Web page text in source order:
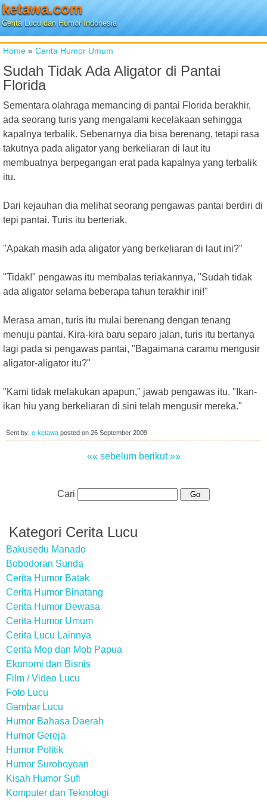
ketawa.com
Cerita Lucu dan Humor Indonesia
Home » Cerita Humor Umum
Sudah Tidak Ada Aligator di Pantai
Florida
Sementara olahraga memancing di pantai Florida berakhir,
ada seorang turis yang mengalami kecelakaan sehingga
kapalnya terbalik. Sebenarnya dia bisa berenang, tetapi rasa
takutnya pada aligator yang berkeliaran di laut itu
membuatnya berpegangan erat pada kapalnya yang terbalik
itu.
Dari kejauhan dia melihat seorang pengawas pantai berdiri di
tepi pantai. Turis itu berteriak,
"Apakah masih ada aligator yang berkeliaran di laut ini?"
"Tidak!" pengawas itu membalas teriakannya, "Sudah tidak
ada aligator selama beberapa tahun terakhir ini!"
Merasa aman, turis itu mulai berenang dengan tenang
menuju pantai. Kira-kira baru separo jalan, turis itu bertanya
lagi pada si pengawas pantai, "Bagaimana caramu mengusir
aligator-aligator itu?"
"Kami tidak melakukan apapun," jawab pengawas itu. "Ikan-
ikan hiu yang berkeliaran di sini telah mengusir mereka."
Sent by: e-ketawa posted on 26 September 2009
«« sebelum berikut »»
Cari
Kategori Cerita Lucu
Bakusedu Manado
Bobodoran Sunda
Cerita Humor Batak
Cerita Humor Binatang
Cerita Humor Dewasa
Cerita Humor Umum
Cerita Lucu Lainnya
Cerita Mop dan Mob Papua
Ekonomi dan Bisnis
Film / Video Lucu
Foto Lucu
Gambar Lucu
Humor Bahasa Daerah
Humor Gereja
Humor Politik
Humor Suroboyoan
Kisah Humor Sufi
Komputer dan Teknologi